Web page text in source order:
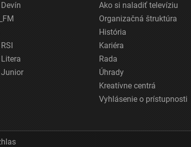
Ako si naladiť televíziu
Organizačná štruktúra
História
Kariéra
Rada
Úhrady
Kreatívne centrá
Vyhlásenie o prístupnosti